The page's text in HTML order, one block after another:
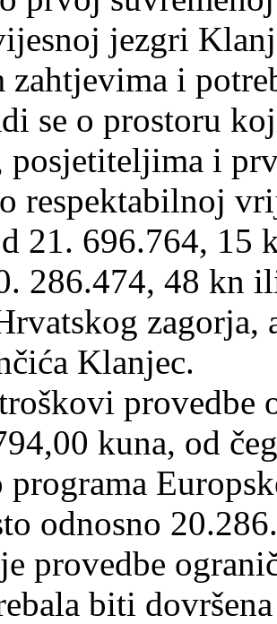
jezgri
zahtjevima i
se o prostoru
posjetiteljima i
respektabilnoj
21. 696.764, 15
286.474, 48 kn
zagorja,
Klanjec.
provedbe
kuna, od
programa
odnosno
provedbe
biti